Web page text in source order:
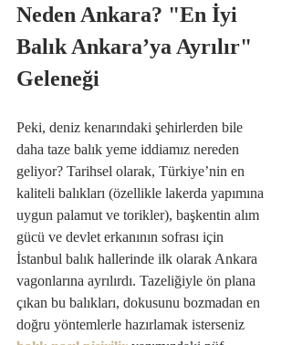
Neden Ankara? "En İyi
Balık Ankara’ya Ayrılır"
Geleneği
Peki, deniz kenarındaki şehirlerden bile
daha taze balık yeme iddiamız nereden
geliyor? Tarihsel olarak, Türkiye’nin en
kaliteli balıkları (özellikle lakerda yapımına
uygun palamut ve torikler), başkentin alım
gücü ve devlet erkanının sofrası için
İstanbul balık hallerinde ilk olarak Ankara
vagonlarına ayrılırdı. Tazeliğiyle ön plana
çıkan bu balıkları, dokusunu bozmadan en
doğru yöntemlerle hazırlamak isterseniz